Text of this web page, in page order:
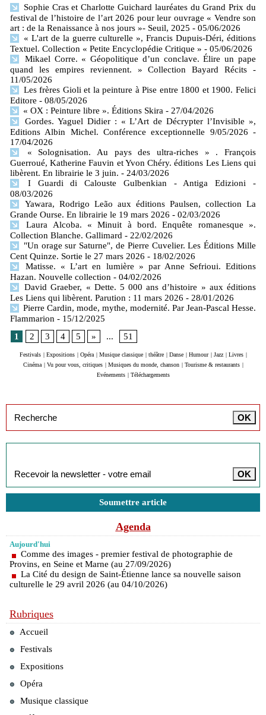
Sophie Cras et Charlotte Guichard lauréates du Grand Prix du
festival de l’histoire de l’art 2026 pour leur ouvrage « Vendre son
art : de la Renaissance à nos jours »- Seuil, 2025 - 05/06/2026
« L'art de la guerre culturelle », Francis Dupuis-Déri, éditions
Textuel. Collection « Petite Encyclopédie Critique » - 05/06/2026
Mikael Corre. « Géopolitique d’un conclave. Élire un pape
quand les empires reviennent. » Collection Bayard Récits
-
11/05/2026
Les frères Gioli et la peinture à Pise entre 1800 et 1900. Felici
Editore - 08/05/2026
« OX : Peinture libre ». Éditions Skira - 27/04/2026
Gordes. Yaguel Didier : « L’Art de Décrypter l’Invisible »,
Editions Albin Michel. Conférence exceptionnelle 9/05/2026 -
17/04/2026
« Solognisation. Au pays des ultra-riches » . François
Guerroué, Katherine Fauvin et Yvon Chéry. éditions Les Liens qui
libèrent. En librairie le 3 juin. - 24/03/2026
I Guardi di Calouste Gulbenkian - Antiga Edizioni
-
08/03/2026
Yawara, Rodrigo Leão aux éditions Paulsen, collection La
Grande Ourse. En librairie le 19 mars 2026 - 02/03/2026
Laura Alcoba. « Minuit à bord. Enquête romanesque ».
Collection Blanche. Gallimard - 22/02/2026
"Un orage sur Saturne", de Pierre Cuvelier. Les Éditions Mille
Cent Quinze. Sortie le 27 mars 2026 - 18/02/2026
Matisse. « L’art en lumière » par Anne Sefrioui. Editions
Hazan. Nouvelle collection - 04/02/2026
David Graeber, « Dette. 5 000 ans d’histoire » aux éditions
Les Liens qui libèrent. Parution : 11 mars 2026 - 28/01/2026
Pierre Cardin, mode, mythe, modernité. Par Jean-Pascal Hesse.
Flammarion - 15/12/2025
1
2 3 4 5 » ... 51
Festivals Expositions Opéra Musique classique théâtre Danse Humour Jazz Livres
Cinéma
Vu pour vous, critiques Musiques du monde, chanson Tourisme & restaurants
Evénements
Téléchargements
Soumettre article
Agenda
Aujourd'hui
Comme des images - premier festival de photographie de
Provins, en Seine et Marne (au 27/09/2026)
La Cité du design de Saint-Étienne lance sa nouvelle saison
culturelle le 29 avril 2026 (au 04/10/2026)
Rubriques
Accueil
Festivals
Expositions
Opéra
Musique classique